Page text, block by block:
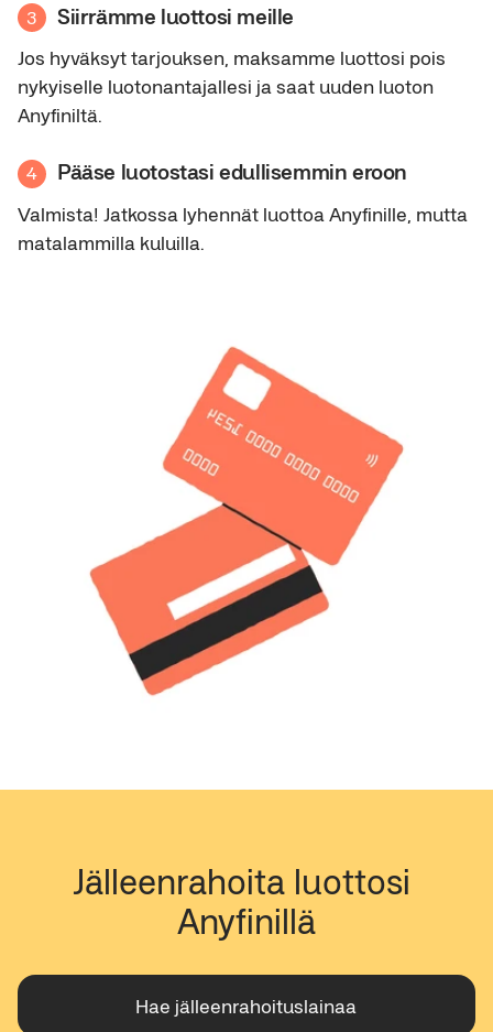
3 Siirrämme luottosi meille
Jos hyväksyt tarjouksen, maksamme luottosi pois
nykyiselle luotonantajallesi ja saat uuden luoton
Anyfiniltä.
4 Pääse luotostasi edullisemmin eroon
Valmista! Jatkossa lyhennät luottoa Anyfinille, mutta
matalammilla kuluilla.
Jälleenrahoita luottosi
Anyfinillä
Hae jälleenrahoituslainaa